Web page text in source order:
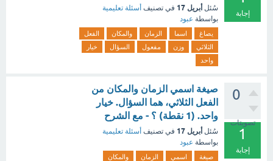
إجابة
سُئل أبريل 17 في تصنيف أسئلة تعليمية
بواسطة عبود
يصاغ اسما الزمان والمكان
الفعل
الثلاثي
وزن مفعول السؤال
خيار
واحد
0
تصويتات
1
إجابة
صيغة اسمي الزمان والمكان من
الفعل الثلاثي، هما السؤال. خيار
واحد. (1 نقطة) ؟ - مع الشرح
سُئل أبريل 17 في تصنيف أسئلة تعليمية
بواسطة عبود
صيغة اسمي الزمان
والمكان